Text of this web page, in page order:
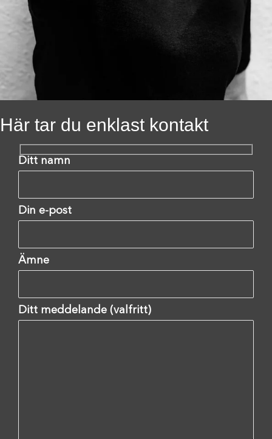
Här tar du enklast kontakt
Ditt namn
Din e-post
Ämne
Ditt meddelande (valfritt)